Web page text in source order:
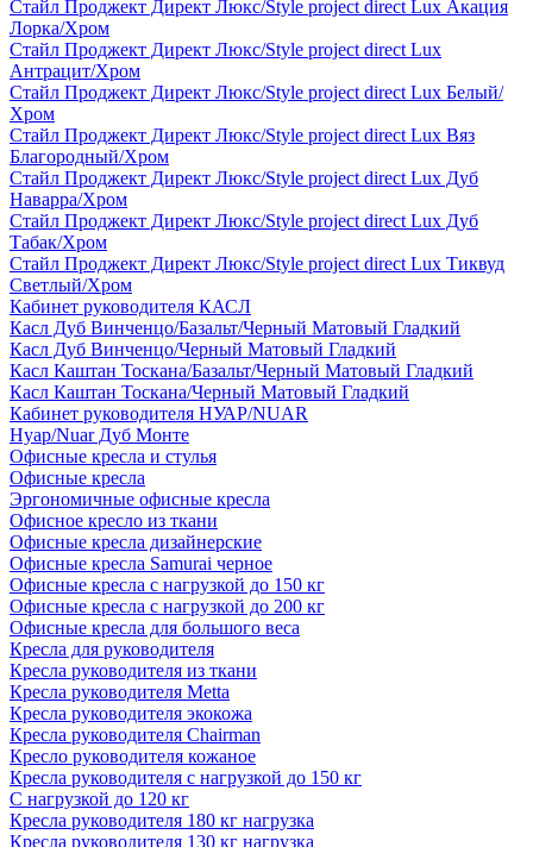
Стайл Проджект Директ Люкс/Style project direct Lux Акация
Лорка/Хром
Стайл Проджект Директ Люкс/Style project direct Lux
Антрацит/Хром
Стайл Проджект Директ Люкс/Style project direct Lux Белый/
Хром
Стайл Проджект Директ Люкс/Style project direct Lux Вяз
Благородный/Хром
Стайл Проджект Директ Люкс/Style project direct Lux Дуб
Наварра/Хром
Стайл Проджект Директ Люкс/Style project direct Lux Дуб
Табак/Хром
Стайл Проджект Директ Люкс/Style project direct Lux Тиквуд
Светлый/Хром
Кабинет руководителя КАСЛ
Касл Дуб Винченцо/Базальт/Черный Матовый Гладкий
Касл Дуб Винченцо/Черный Матовый Гладкий
Касл Каштан Тоскана/Базальт/Черный Матовый Гладкий
Касл Каштан Тоскана/Черный Матовый Гладкий
Кабинет руководителя НУАР/NUAR
Нуар/Nuar Дуб Монте
Офисные кресла и стулья
Офисные кресла
Эргономичные офисные кресла
Офисное кресло из ткани
Офисные кресла дизайнерские
Офисные кресла Samurai черное
Офисные кресла с нагрузкой до 150 кг
Офисные кресла с нагрузкой до 200 кг
Офисные кресла для большого веса
Кресла для руководителя
Кресла руководителя из ткани
Кресла руководителя Metta
Кресла руководителя экокожа
Кресла руководителя Chairman
Кресло руководителя кожаное
Кресла руководителя с нагрузкой до 150 кг
С нагрузкой до 120 кг
Кресла руководителя 180 кг нагрузка
Кресла руководителя 130 кг нагрузка